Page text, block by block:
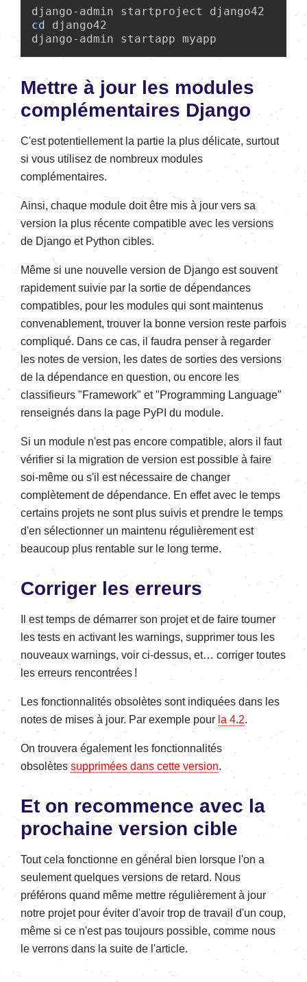
cd django42
django-admin startapp myapp
Mettre à jour les modules
complémentaires Django
C'est potentiellement la partie la plus délicate, surtout
si vous utilisez de nombreux modules
complémentaires.
Ainsi, chaque module doit être mis à jour vers sa
version la plus récente compatible avec les versions
de Django et Python cibles.
Même si une nouvelle version de Django est souvent
rapidement suivie par la sortie de dépendances
compatibles, pour les modules qui sont maintenus
convenablement, trouver la bonne version reste parfois
compliqué. Dans ce cas, il faudra penser à regarder
les notes de version, les dates de sorties des versions
de la dépendance en question, ou encore les
classifieurs "Framework" et "Programming Language"
renseignés dans la page PyPI du module.
Si un module n'est pas encore compatible, alors il faut
vérifier si la migration de version est possible à faire
soi-même ou s'il est nécessaire de changer
complètement de dépendance. En effet avec le temps
certains projets ne sont plus suivis et prendre le temps
d'en sélectionner un maintenu régulièrement est
beaucoup plus rentable sur le long terme.
Corriger les erreurs
Il est temps de démarrer son projet et de faire tourner
les tests en activant les warnings, supprimer tous les
nouveaux warnings, voir ci-dessus, et… corriger toutes
les erreurs rencontrées !
Les fonctionnalités obsolètes sont indiquées dans les
notes de mises à jour. Par exemple pour la 4.2.
​​​On trouvera également les fonctionnalités
obsolètes supprimées dans cette version.
Et on recommence avec la
prochaine version cible
Tout cela fonctionne en général bien lorsque l'on a
seulement quelques versions de retard. Nous
préférons quand même mettre régulièrement à jour
notre projet pour éviter d'avoir trop de travail d'un coup,
même si ce n'est pas toujours possible, comme nous
le verrons dans la suite de l'article.